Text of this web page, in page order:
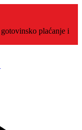
plaćanje i